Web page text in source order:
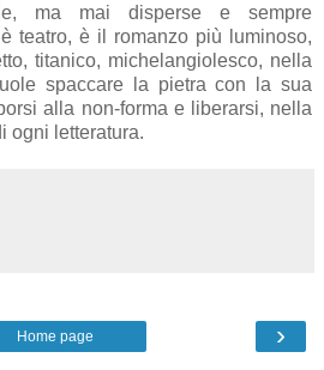
ma mai disperse e sempre
teatro, è il romanzo più luminoso,
titanico, michelangiolesco, nella
spaccare la pietra con la sua
alla non-forma e liberarsi, nella
ogni letteratura.
›
Home page